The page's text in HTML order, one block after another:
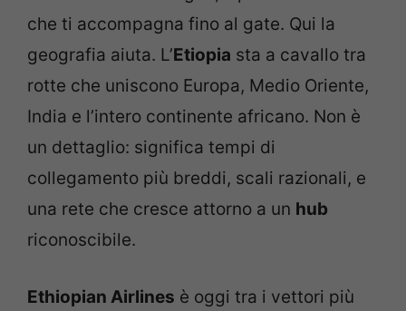
che ti accompagna fino al gate. Qui la
geografia aiuta. L’Etiopia sta a cavallo tra
rotte che uniscono Europa, Medio Oriente,
India e l’intero continente africano. Non è
un dettaglio: significa tempi di
collegamento più breddi, scali razionali, e
una rete che cresce attorno a un hub
riconoscibile.
Ethiopian Airlines è oggi tra i vettori più